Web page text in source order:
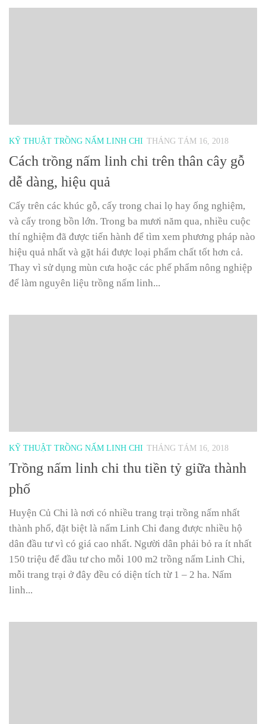
KỸ THUẬT TRỒNG NẤM LINH CHI THÁNG TÁM 16, 2018
Cách trồng nấm linh chi trên thân cây gỗ
dễ dàng, hiệu quả
Cấy trên các khúc gỗ, cấy trong chai lọ hay ống nghiệm,
và cấy trong bồn lớn. Trong ba mươi năm qua, nhiều cuộc
thí nghiệm đã được tiến hành để tìm xem phương pháp nào
hiệu quả nhất và gặt hái được loại phẩm chất tốt hơn cả.
Thay vì sử dụng mùn cưa hoặc các phế phẩm nông nghiệp
để làm nguyên liệu trồng nấm linh...
KỸ THUẬT TRỒNG NẤM LINH CHI THÁNG TÁM 16, 2018
Trồng nấm linh chi thu tiền tỷ giữa thành
phố
Huyện Củ Chi là nơi có nhiều trang trại trồng nấm nhất
thành phố, đặt biệt là nấm Linh Chi đang được nhiều hộ
dân đầu tư vì có giá cao nhất. Người dân phải bỏ ra ít nhất
150 triệu để đầu tư cho mỗi 100 m2 trồng nấm Linh Chi,
mỗi trang trại ở đây đều có diện tích từ 1 – 2 ha. Nấm
linh...